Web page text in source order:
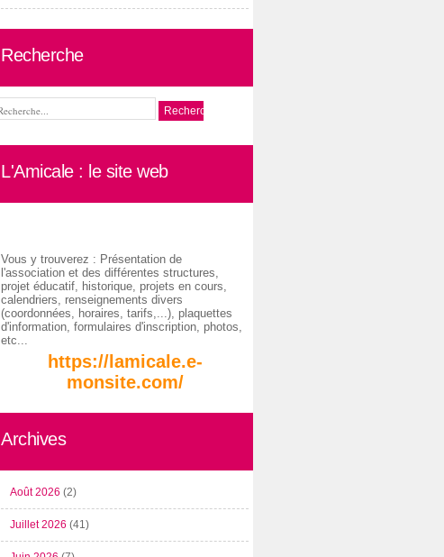
Recherche
L'Amicale : le site web
Vous y trouverez : Présentation de
l'association et des différentes structures,
projet éducatif, historique, projets en cours,
calendriers, renseignements divers
(coordonnées, horaires, tarifs,...), plaquettes
d'information, formulaires d'inscription, photos,
etc...
https://lamicale.e-
monsite.com/
Archives
Août 2026 (2)
Juillet 2026 (41)